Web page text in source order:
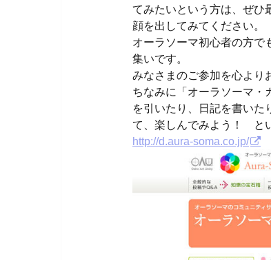
てみたいという方は、ぜひ
顔を出してみてください。
オーラソーマ初心者の方で
集いです。
みなさまのご参加を心より
ちなみに「オーラソーマ・
を引いたり、日記を書いた
て、楽しんでみよう！ と
http://d.aura-soma.co.jp/